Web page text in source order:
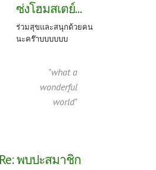
ซ่งโฮมสเตย์...
ร่วมสุขและสนุกด้วยคน
นะคร๊าบบบบบบ
"what a
wonderful
world"
Re: พบปะสมาชิก